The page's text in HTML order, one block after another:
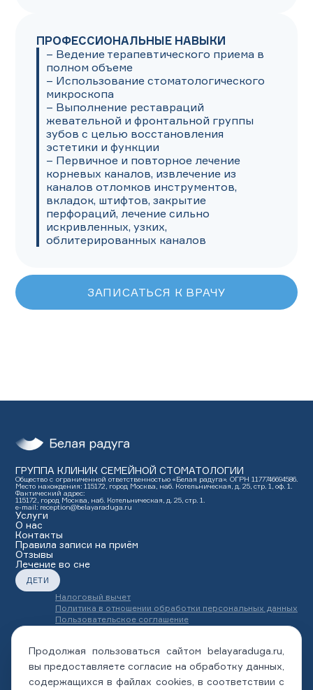
ПРОФЕССИОНАЛЬНЫЕ НАВЫКИ
– Ведение терапевтического приема в
полном объеме
– Использование стоматологического
микроскопа
– Выполнение реставраций
жевательной и фронтальной группы
зубов с целью восстановления
эстетики и функции
– Первичное и повторное лечение
корневых каналов, извлечение из
каналов отломков инструментов,
вкладок, штифтов, закрытие
перфораций, лечение сильно
искривленных, узких,
облитерированных каналов
ЗАПИСАТЬСЯ К ВРАЧУ
ГРУППА КЛИНИК СЕМЕЙНОЙ СТОМАТОЛОГИИ
Общество с ограниченной ответственностью «Белая радуга». ОГРН 1177746694586.
Место нахождения: 115172, город Москва, наб. Котельническая, д. 25, стр. 1, оф. 1.
Фактический адрес:
115172, город Москва, наб. Котельническая, д. 25, стр. 1.
e-mail: reception@belayaraduga.ru
Услуги
О нас
Контакты
Правила записи на приём
Отзывы
Лечение во сне
ДЕТИ
Налоговый вычет
Политика в отношении обработки персональных данных
Пользовательское соглашение
Стоимость
Программа Благодарности
Продолжая пользоваться сайтом belayaraduga.ru,
вы предоставляете согласие на обработку данных,
содержащихся в файлах cookies, в соответствии с